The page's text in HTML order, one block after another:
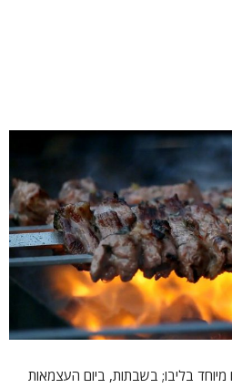
בליבו; בשבתות, ביום העצמאות